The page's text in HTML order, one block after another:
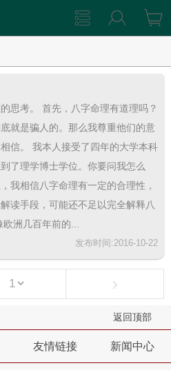
思考。 首先，八字命理有道理吗？
就是骗人的。那么我尊重他们的意
信。 我本人接受了四年的大学本科
了理学博士学位。你要问我怎么
我相信八字命理有一定的合理性，
读手段，可能还不足以完全解释八
洲几百年前的...
发布时间:2016-10-22
›
返回顶部
友情链接 新闻中心